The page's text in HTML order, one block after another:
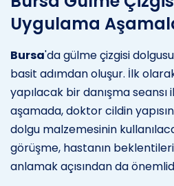
Uygulama
Bursa'da gülme çizgisi
basit adımdan oluşur. İlk
yapılacak bir danışma seansı
aşamada, doktor cildin
dolgu malzemesinin
görüşme, hastanın
anlamak açısından da